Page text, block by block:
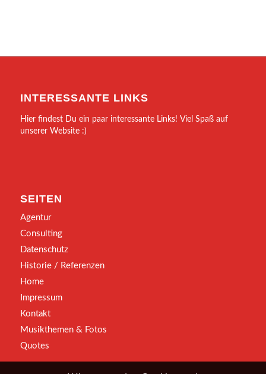
INTERESSANTE LINKS
Hier findest Du ein paar interessante Links! Viel Spaß auf
unserer Website :)
SEITEN
Agentur
Consulting
Datenschutz
Historie / Referenzen
Home
Impressum
Kontakt
Musikthemen & Fotos
Quotes